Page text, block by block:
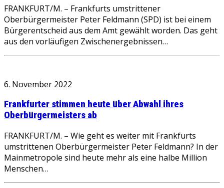
FRANKFURT/M. – Frankfurts umstrittener
Oberbürgermeister Peter Feldmann (SPD) ist bei einem
Bürgerentscheid aus dem Amt gewählt worden. Das geht
aus den vorläufigen Zwischenergebnissen…
6. November 2022
Frankfurter stimmen heute über Abwahl ihres
Oberbürgermeisters ab
FRANKFURT/M. – Wie geht es weiter mit Frankfurts
umstrittenen Oberbürgermeister Peter Feldmann? In der
Mainmetropole sind heute mehr als eine halbe Million
Menschen…